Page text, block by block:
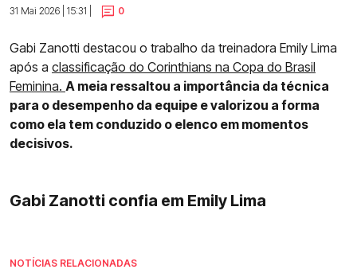
31 Mai 2026 | 15:31 |
0
Gabi Zanotti destacou o trabalho da treinadora Emily Lima
após a classificação do Corinthians na Copa do Brasil
Feminina. A meia ressaltou a importância da técnica
para o desempenho da equipe e valorizou a forma
como ela tem conduzido o elenco em momentos
decisivos.
Gabi Zanotti confia em Emily Lima
NOTÍCIAS RELACIONADAS